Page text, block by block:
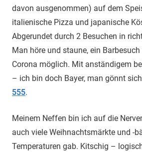
davon ausgenommen) auf dem
italienische Pizza und japanische
Abgerundet durch 2 Besuchen in
Man höre und staune, ein
Corona möglich. Mit anständigem
– ich bin doch Bayer, man gönnt
555.
Meinem Neffen bin ich auf die
auch viele Weihnachtsmärkte und -
Temperaturen gab. Kitschig –